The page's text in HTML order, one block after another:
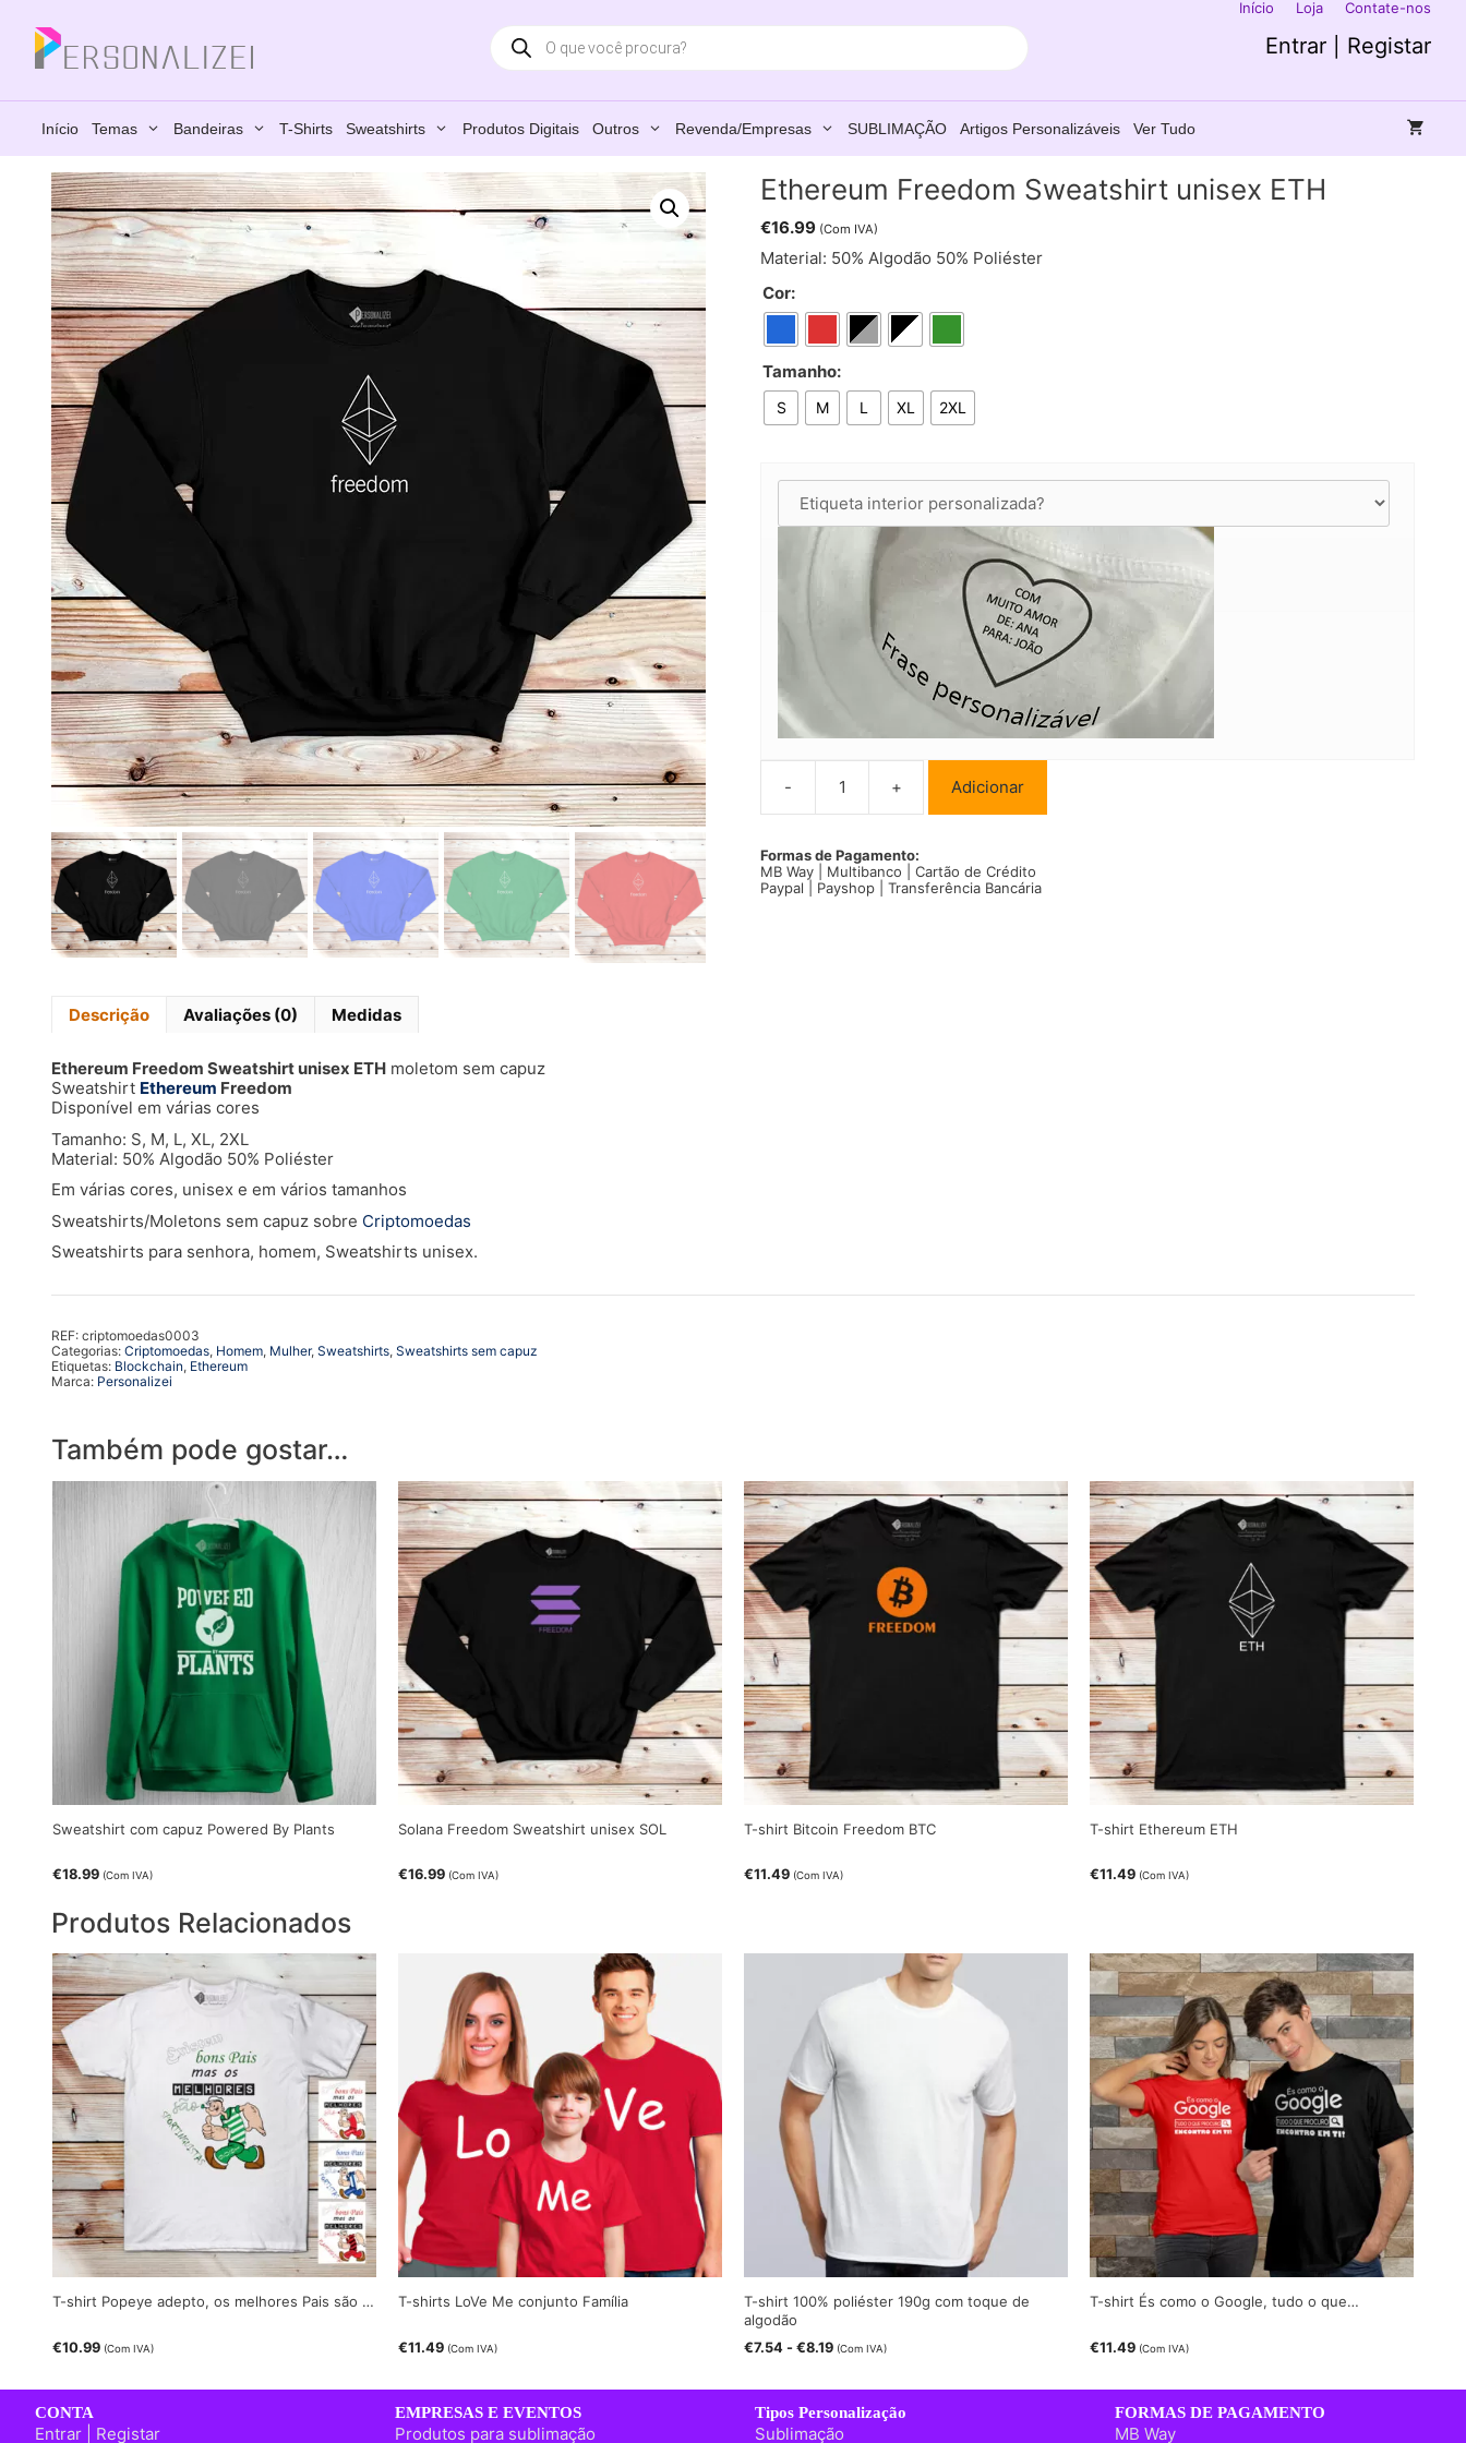
conteúdo
Início Loja Contate-nos
Entrar | Registar
Products
search
Início Temas Bandeiras T-Shirts Sweatshirts Produtos Digitais Outros Revenda/Empresas SUBLIMAÇÃO Artigos Personalizáveis Ver Tudo
Ethereum Freedom Sweatshirt unisex ETH
€16.99 (Com IVA)
Material: 50% Algodão 50% Poliéster
Cor:
Tamanho:
S M L XL 2XL
-
Quantidade
de
Freedom
Sweatshirt
unisex
+ Adicionar
Formas de Pagamento:
MB Way | Multibanco | Cartão de Crédito
Paypal | Payshop | Transferência Bancária
Descrição Avaliações (0) Medidas
Ethereum Freedom Sweatshirt unisex ETH moletom sem capuz
Sweatshirt Ethereum Freedom
Disponível em várias cores
Tamanho: S, M, L, XL, 2XL
Material: 50% Algodão 50% Poliéster
Em várias cores, unisex e em vários tamanhos
Sweatshirts/Moletons sem capuz sobre Criptomoedas
Sweatshirts para senhora, homem, Sweatshirts unisex.
REF: criptomoedas0003
Categorias: Criptomoedas, Homem, Mulher, Sweatshirts, Sweatshirts sem capuz
Etiquetas: Blockchain, Ethereum
Marca: Personalizei
Também pode gostar…
Sweatshirt com capuz Powered By Plants
€18.99 (Com IVA)
Solana Freedom Sweatshirt unisex SOL
€16.99 (Com IVA)
T-shirt Bitcoin Freedom BTC
€11.49 (Com IVA)
T-shirt Ethereum ETH
€11.49 (Com IVA)
Produtos Relacionados
T-shirt Popeye adepto, os melhores Pais são …
€10.99 (Com IVA)
T-shirts LoVe Me conjunto Família
€11.49 (Com IVA)
T-shirt 100% poliéster 190g com toque de
algodão
€7.54- €8.19 (Com IVA)
T-shirt És como o Google, tudo o que…
€11.49 (Com IVA)
CONTA
Entrar | Registar
EMPRESAS E EVENTOS
Produtos para sublimação
Tipos Personalização
Sublimação
FORMAS DE PAGAMENTO
MB Way